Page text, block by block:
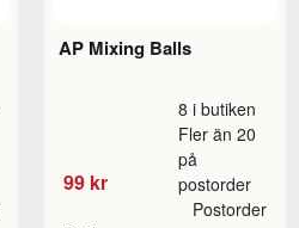
AP Mixing Balls
99 kr
8 i butiken
Fler än 20
på
postorder
Postorder